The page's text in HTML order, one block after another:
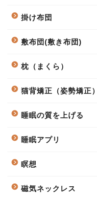
掛け布団
敷布団(敷き布団)
枕（まくら）
猫背矯正（姿勢矯正）
睡眠の質を上げる
睡眠アプリ
瞑想
磁気ネックレス